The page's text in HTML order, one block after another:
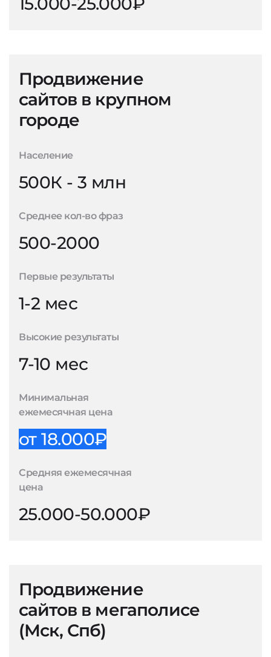
Продвижение
сайтов в крупном
городе
Население
500К - 3 млн
Среднее кол-во фраз
500-2000
Первые результаты
1-2 мес
Высокие результаты
7-10 мес
Минимальная
ежемесячная цена
от 18.000₽
Средняя ежемесячная
цена
25.000-50.000₽
Продвижение
сайтов в мегаполисе
(Мск, Спб)